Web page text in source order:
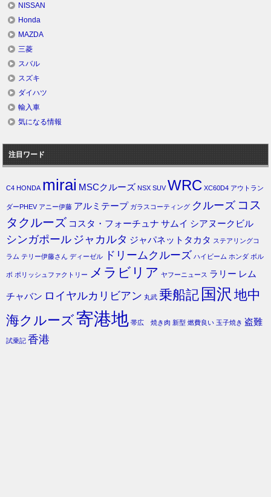
NISSAN
Honda
MAZDA
三菱
スバル
スズキ
ダイハツ
輸入車
気になる情報
注目ワード
C4 HONDA mirai MSCクルーズ NSX SUV WRC XC60D4 アウトラン
ダーPHEV アニー伊藤 アルミテープ ガラスコーティング クルーズ コス
タクルーズ コスタ・フォーチュナ サムイ シアヌークビル
シンガポール ジャカルタ ジャパネットタカタ ステアリングコ
ラム テリー伊藤さん ディーゼル ドリームクルーズ ハイビーム ホンダ ボル
ボ ポリッシュファクトリー メラビリア ヤフーニュース ラリー レム
チャバン ロイヤルカリビアン 丸武 乗船記 国沢 地中
海クルーズ寄港地 帯広 焼き肉 新型 燃費良い 玉子焼き 盗難
試乗記 香港